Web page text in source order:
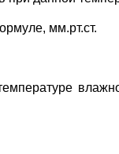
мм.рт.ст.